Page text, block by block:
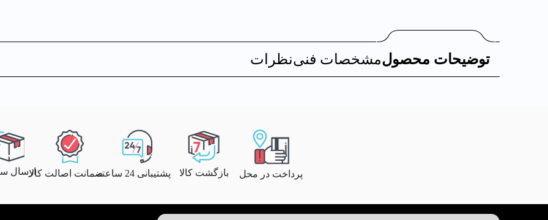
توضیحات محصولمشخصات فنینظرات
پرداخت در محل بازگشت کالا پشتیبانی 24 ساعته ضمانت اصالت کالاارسال